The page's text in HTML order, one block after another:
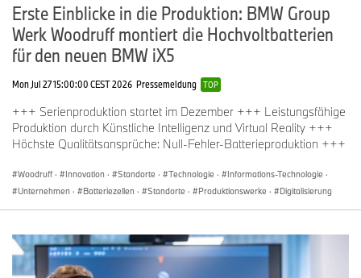
Erste Einblicke in die Produktion: BMW Group
Werk Woodruff montiert die Hochvoltbatterien
für den neuen BMW iX5
Mon Jul 27 15:00:00 CEST 2026 Pressemeldung TOP
+++ Serienproduktion startet im Dezember +++ Leistungsfähige
Produktion durch Künstliche Intelligenz und Virtual Reality +++
Höchste Qualitätsansprüche: Null-Fehler-Batterieproduktion +++
Woodruff · Innovation · Standorte · Technologie · Informations-Technologie ·
Unternehmen · Batteriezellen · Standorte · Produktionswerke · Digitalisierung